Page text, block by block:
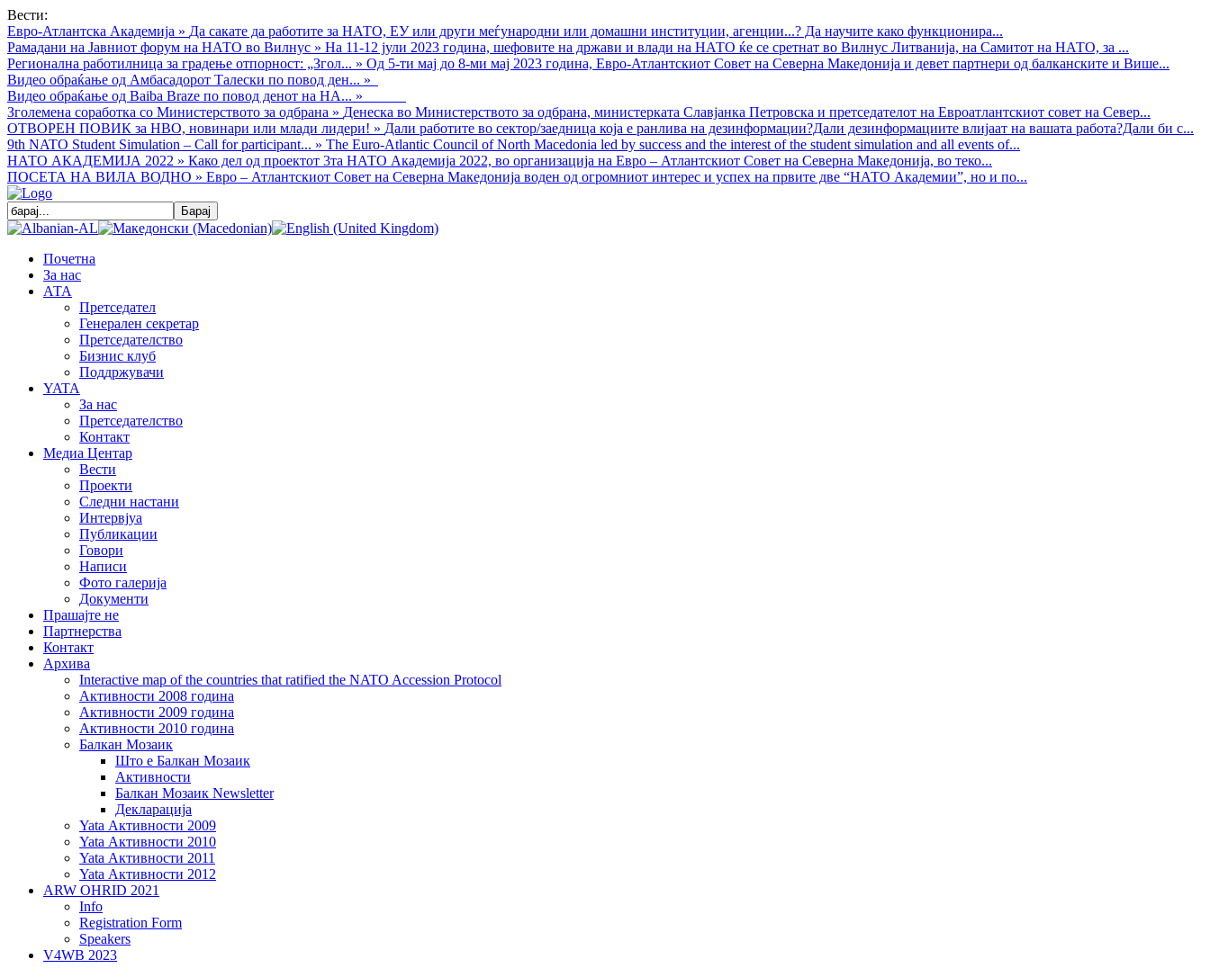
Вести:
Евро-Атлантска Академија » Да сакате да работите за НАТО, ЕУ или други меѓународни или домашни институции, агенции...? Да научите како функционира...
Рамадани на Јавниот форум на НАТО во Вилнус » На 11-12 јули 2023 година, шефовите на држави и влади на НАТО ќе се сретнат во Вилнус Литванија, на Самитот на НАТО, за ...
Регионална работилница за градење отпорност: „Згол... » Од 5-ти мај до 8-ми мај 2023 година, Евро-Атлантскиот Совет на Северна Македонија и девет партнери од балканските и Више...
Видео обраќањe од Амбасадорот Талески по повод ден... »
Видео обраќање од Baiba Braze по повод денот на НА... »
Зголемена соработка со Министерството за одбрана » Денеска во Министерството за одбрана, министерката Славјанка Петровска и претседателот на Евроатлантскиот совет на Север...
ОТВОРЕН ПОВИК за НВО, новинари или млади лидери! » Дали работите во сектор/заедница која е ранлива на дезинформации?Дали дезинформациите влијаат на вашата работа?Дали би с...
9th NATO Student Simulation – Call for participant... » The Euro-Atlantic Council of North Macedonia led by success and the interest of the student simulation and all events of...
НАТО АКАДЕМИЈА 2022 » Како дел од проектот 3та НАТО Академија 2022, во организација на Евро – Атлантскиот Совет на Северна Македонија, во теко...
ПОСЕТА НА ВИЛА ВОДНО » Евро – Атлантскиот Совет на Северна Македонија воден од огромниот интерес и успех на првите две “НАТО Академии”, но и по...
Почетна
За нас
АТА
Претседател
Генерален секретар
Претседателство
Бизнис клуб
Поддржувачи
YATA
За нас
Претседателство
Контакт
Медиа Центар
Вести
Проекти
Следни настани
Интервјуа
Публикации
Говори
Написи
Фото галерија
Документи
Прашајте не
Партнерства
Контакт
Архива
Interactive map of the countries that ratified the NATO Accession Protocol
Активности 2008 година
Активности 2009 година
Активности 2010 година
Балкан Мозаик
Што е Балкан Мозаик
Активности
Балкан Мозаик Newsletter
Декларација
Yata Активности 2009
Yata Активности 2010
Yata Активности 2011
Yata Активности 2012
ARW OHRID 2021
Info
Registration Form
Speakers
V4WB 2023